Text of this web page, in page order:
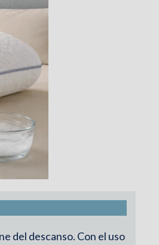
del descanso. Con el uso